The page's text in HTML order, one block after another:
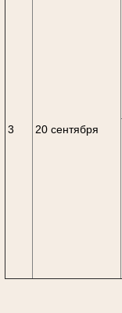
3 20 сентября